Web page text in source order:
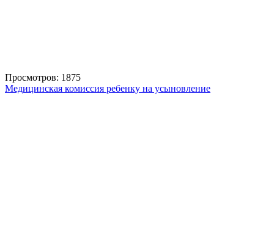
Просмотров: 1875
Медицинская комиссия ребенку на усыновление